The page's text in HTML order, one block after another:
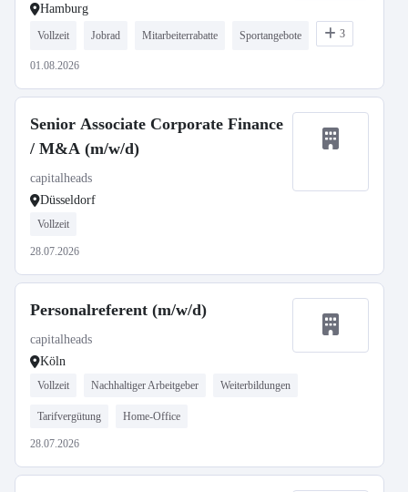
Hamburg
Vollzeit Jobrad Mitarbeiterrabatte Sportangebote 3
01.08.2026
Senior Associate Corporate Finance
/ M&A (m/w/d)
capitalheads
Düsseldorf
Vollzeit
28.07.2026
Personalreferent (m/w/d)
capitalheads
Köln
Vollzeit Nachhaltiger Arbeitgeber Weiterbildungen
Tarifvergütung Home-Office
28.07.2026